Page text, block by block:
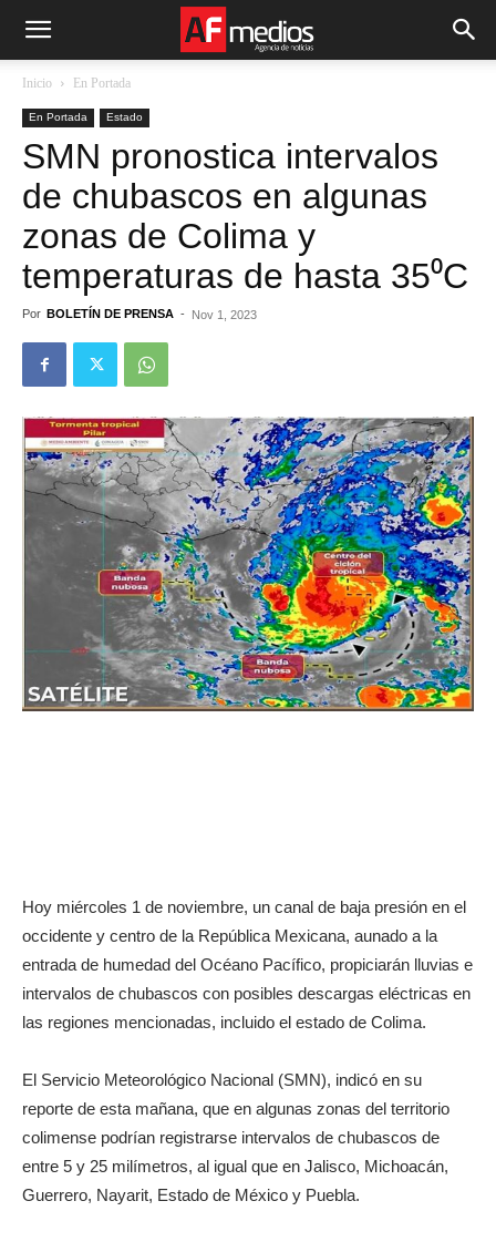
Inicio En Portada
En Portada Estado
SMN pronostica intervalos
de chubascos en algunas
zonas de Colima y
temperaturas de hasta 35⁰C
Por BOLETÍN DE PRENSA - Nov 1, 2023
Hoy miércoles 1 de noviembre, un canal de baja presión en el
occidente y centro de la República Mexicana, aunado a la
entrada de humedad del Océano Pacífico, propiciarán lluvias e
intervalos de chubascos con posibles descargas eléctricas en
las regiones mencionadas, incluido el estado de Colima.
El Servicio Meteorológico Nacional (SMN), indicó en su
reporte de esta mañana, que en algunas zonas del territorio
colimense podrían registrarse intervalos de chubascos de
entre 5 y 25 milímetros, al igual que en Jalisco, Michoacán,
Guerrero, Nayarit, Estado de México y Puebla.